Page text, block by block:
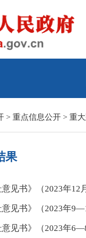
> 重点信息公开 > 重
果
意见书》（2023年12
意见书》（2023年
意见书》（2023年